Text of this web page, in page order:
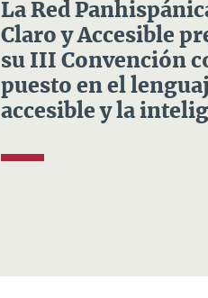
La Red
Claro y Accesible
su III Convención
puesto en el
accesible y la